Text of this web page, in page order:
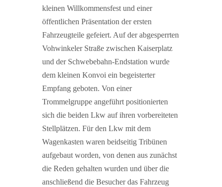
kleinen Willkommensfest und einer
öffentlichen Präsentation der ersten
Fahrzeugteile gefeiert. Auf der abgesperrten
Vohwinkeler Straße zwischen Kaiserplatz
und der Schwebebahn-Endstation wurde
dem kleinen Konvoi ein begeisterter
Empfang geboten. Von einer
Trommelgruppe angeführt positionierten
sich die beiden Lkw auf ihren vorbereiteten
Stellplätzen. Für den Lkw mit dem
Wagenkasten waren beidseitig Tribünen
aufgebaut worden, von denen aus zunächst
die Reden gehalten wurden und über die
anschließend die Besucher das Fahrzeug